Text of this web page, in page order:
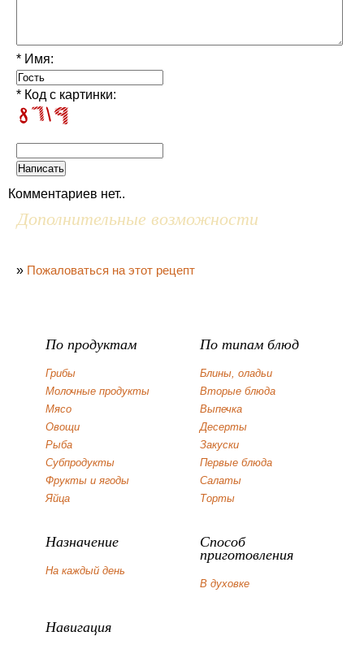
* Имя:
* Код с картинки:
Комментариев нет..
Дополнительные возможности
» Пожаловаться на этот рецепт
По продуктам
Грибы
Молочные продукты
Мясо
Овощи
Рыба
Субпродукты
Фрукты и ягоды
Яйца
По типам блюд
Блины, оладьи
Вторые блюда
Выпечка
Десерты
Закуски
Первые блюда
Салаты
Торты
Назначение
На каждый день
Способ
приготовления
В духовке
Навигация